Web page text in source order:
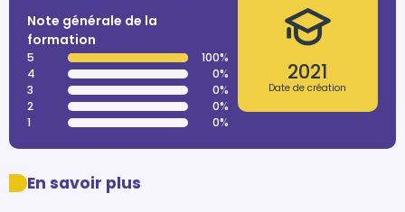
Note générale de la
formation
5
100%
4
0%
3
0%
2
0%
1
0%
2021
Date de création
En savoir plus